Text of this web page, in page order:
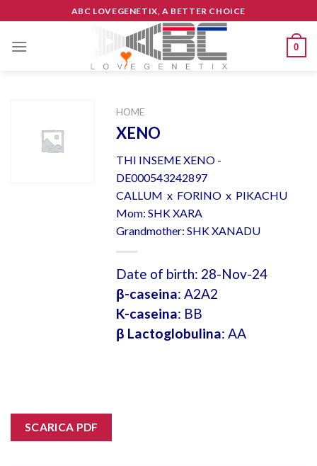
to
content
ABC LOVEGENETIX, A BETTER CHOICE
0
HOME
XENO
THI INSEME XENO -
DE000543242897
CALLUM x FORINO x PIKACHU
Mom: SHK XARA
Grandmother: SHK XANADU
Date of birth: 28-Nov-24
β-caseina: A2A2
K-caseina: BB
β Lactoglobulina: AA
SCARICA PDF